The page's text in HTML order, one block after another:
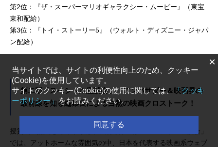
第2位：『ザ・スーパーマリオギャラクシー・ムービー』（東宝
東和配給）
第3位：『トイ・ストーリー5』（ウォルト・ディズニー・ジャパ
ン配給）
第二部「スペシャル座談会」 アンバサダー＆映画界の
最前線を知る編集長による白熱の映画クロストーク！
授賞式の熱気も冷めやらぬ中、続く第二部「スペシャル座談会」
では、アットホームな雰囲気の中、日本を代表する映画系ウェブ
×
当サイトでは、サイトの利便性向上のため、クッキー
(Cookie)を使用しています。
サイトのクッキー(Cookie)の使用に関しては、「クッキ
ーポリシー」 をお読みください。
同意する